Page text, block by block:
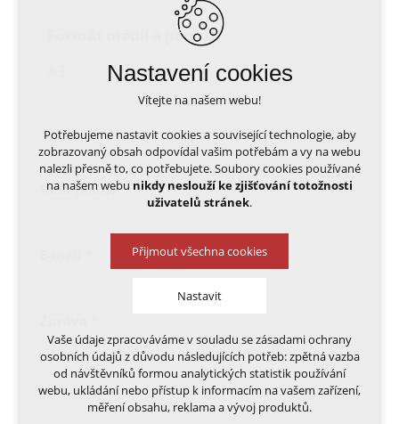
Formát médií a papíru
Vaše jméno*
Nastavení cookies
Vítejte na našem webu!
Potřebujeme nastavit cookies a související technologie, aby
zobrazovaný obsah odpovídal vašim potřebám a vy na webu
nalezli přesně to, co potřebujete. Soubory cookies používané
na našem webu nikdy neslouží ke zjišťování totožnosti
uživatelů stránek.
Přijmout všechna cookies
Nastavit
Technická cookies
nutná pro provozování webu
udržení kontextu stránek (session): případná
přihlášení, volby jazyka, apod.
Vaše údaje zpracováváme v souladu se zásadami ochrany
osobních údajů z důvodu následujících potřeb: zpětná vazba
od návštěvníků formou analytických statistik používání
webu, ukládání nebo přístup k informacím na vašem zařízení,
měření obsahu, reklama a vývoj produktů.